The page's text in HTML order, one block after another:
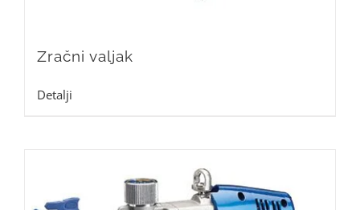
Zračni valjak
Detalji